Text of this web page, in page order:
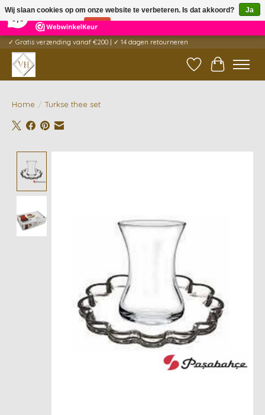
5 Reviews ×
✓ Gratis verzending vanaf €200 | ✓ 14 dagen retourneren
Verlanglijst
Home / Turkse thee set
Wij slaan cookies op om onze website te verbeteren. Is dat akkoord?
Ja
Nee